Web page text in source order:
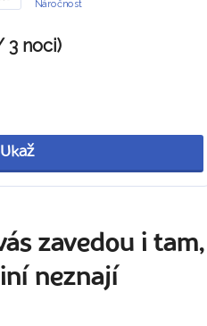
Náročnost
3 noci)
Ukaž
zavedou i tam,
neznají